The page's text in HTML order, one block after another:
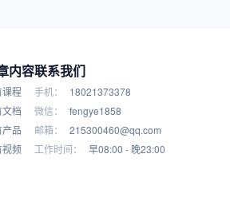
内容
课程
档
品
视频
联系我们
手机：
18021373378
微信：
fengye1858
邮箱：
215300460@qq.com
工作时间：
早08:00 - 晚23:00